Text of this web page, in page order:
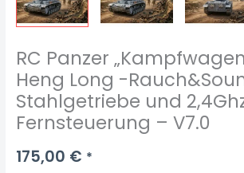
RC Panzer „Kampfwagen
Heng Long -
Stahlgetriebe und
Fernsteuerung – V7.0
175,00 € *
Fernsteuerung
-
Menge